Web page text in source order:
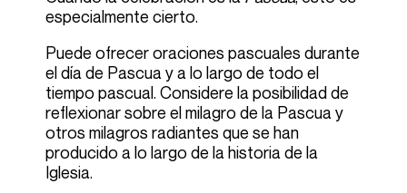
especialmente cierto.
Puede ofrecer oraciones pascuales durante
el día de Pascua y a lo largo de todo el
tiempo pascual. Considere la posibilidad de
reflexionar sobre el milagro de la Pascua y
otros milagros radiantes que se han
producido a lo largo de la historia de la
Iglesia.